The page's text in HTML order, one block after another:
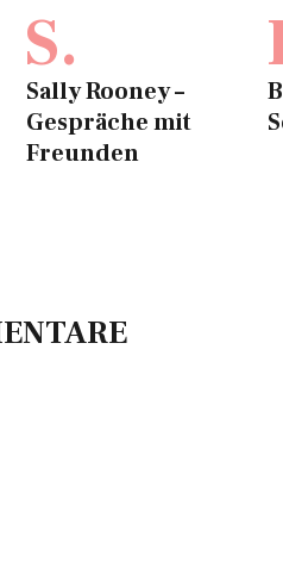
S.
Sally Rooney –
Gespräche mit
Freunden